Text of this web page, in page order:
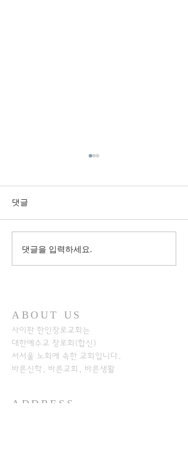
댓글
댓글을 입력하세요.
ABOUT US
사이판 한인장로교회는
대한예수교 장로회(합신)
서서울 노회에 속한 교회입니다.
바른신학, 바른교회, 바른생활
ADDRESS